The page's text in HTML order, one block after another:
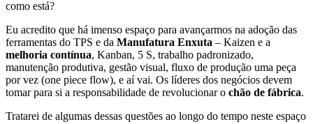
como está?
Eu acredito que há imenso espaço para avançarmos na adoção das
ferramentas do TPS e da Manufatura Enxuta – Kaizen e a
melhoria contínua, Kanban, 5 S, trabalho padronizado,
manutenção produtiva, gestão visual, fluxo de produção uma peça
por vez (one piece flow), e aí vai. Os líderes dos negócios devem
tomar para si a responsabilidade de revolucionar o chão de fábrica.
Tratarei de algumas dessas questões ao longo do tempo neste espaço